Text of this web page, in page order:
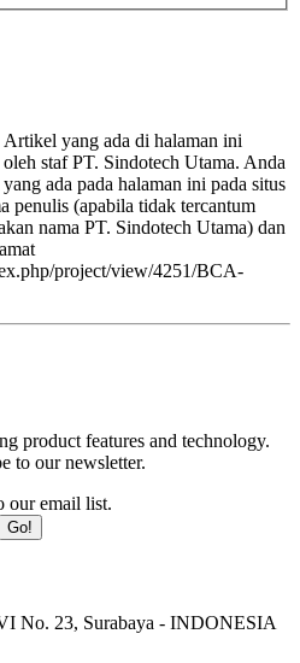
yang ada di halaman ini
staf PT. Sindotech Utama. Anda
ada pada halaman ini pada situs
penulis (apabila tidak tercantum
nama PT. Sindotech Utama) dan
project/view/4251/BCA-
product features and technology.
to our newsletter.
our email list.
Go!
No. 23, Surabaya - INDONESIA